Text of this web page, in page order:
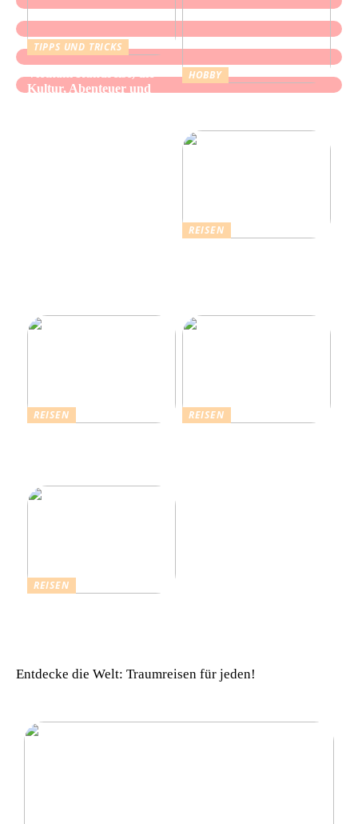
TIPPS UND TRICKS
Kultur, Abenteuer und
HOBBY
REISEN
REISEN
REISEN
REISEN
Entdecke die Welt: Traumreisen für jeden!